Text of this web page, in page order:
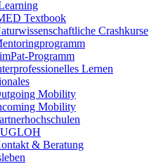
Textbook
Crashkurse
Programm
Lernen
Mobility
Mobility
& Beratung